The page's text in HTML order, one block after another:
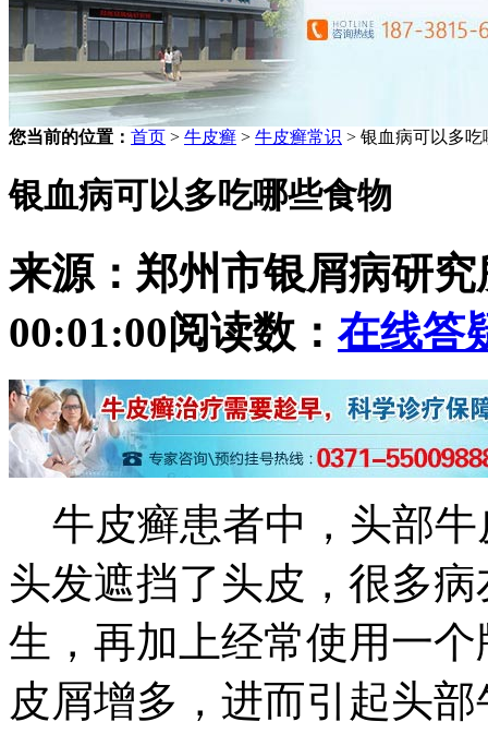
您当前的位置： 首页 > 牛皮癣 > 牛皮癣常识 > 银血病可以多吃
银血病可以多吃哪些食物
来源：郑州市银屑病研究
00:01:00阅读数： 在线答
牛皮癣患者中，头部牛
头发遮挡了头皮，很多
生，再加上经常使用一
皮屑增多，进而引起头